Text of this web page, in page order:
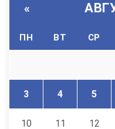
«
ПН ВТ СР
3 4 5
10 11 12